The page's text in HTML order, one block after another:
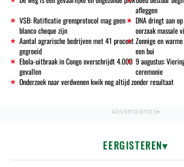
afleggen
VSB: Ratificatie grensprotocol mag geen
blanco cheque zijn
DNA dringt aan
oorzaak massale
Aantal agrarische bedrijven met 41 procent
gegroeid
Zonnige en
een bui
Ebola-uitbraak in Congo overschrijdt 4.000
gevallen
9 augustus:
ceremonie
Onderzoek naar verdwenen kwik nog altijd zonder resultaat
EERGISTEREN